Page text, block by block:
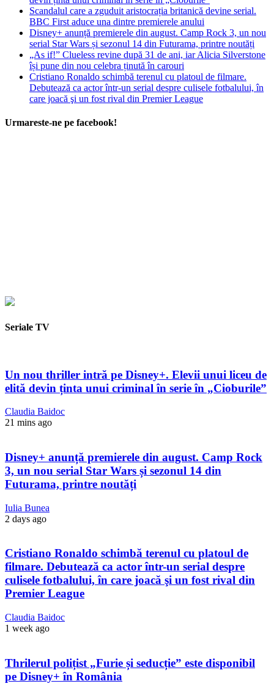
Scandalul care a zguduit aristocrația britanică devine serial.
BBC First aduce una dintre premierele anului
Disney+ anunță premierele din august. Camp Rock 3, un nou
serial Star Wars și sezonul 14 din Futurama, printre noutăți
„As if!” Clueless revine după 31 de ani, iar Alicia Silverstone
își pune din nou celebra ținută în carouri
Cristiano Ronaldo schimbă terenul cu platoul de filmare.
Debutează ca actor într-un serial despre culisele fotbalului, în
care joacă şi un fost rival din Premier League
Urmareste-ne pe facebook!
Seriale TV
Un nou thriller intră pe Disney+. Elevii unui liceu de
elită devin ținta unui criminal în serie în „Cioburile”
Claudia Baidoc
21 mins ago
Disney+ anunță premierele din august. Camp Rock
3, un nou serial Star Wars și sezonul 14 din
Futurama, printre noutăți
Iulia Bunea
2 days ago
Cristiano Ronaldo schimbă terenul cu platoul de
filmare. Debutează ca actor într-un serial despre
culisele fotbalului, în care joacă şi un fost rival din
Premier League
Claudia Baidoc
1 week ago
Thrilerul polițist „Furie și seducție” este disponibil
pe Disney+ în România